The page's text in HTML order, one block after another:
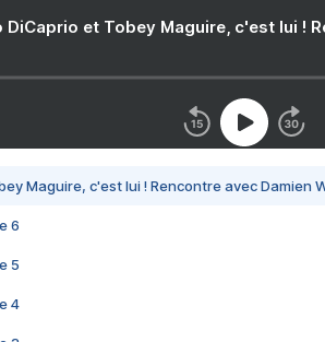
DiCaprio et Tobey Maguire, c'est lui !
Maguire, c'est lui ! Rencontre avec Damien
6
5
4